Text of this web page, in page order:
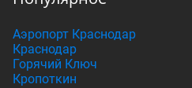
Аэропорт Краснодар
Краснодар
Горячий Ключ
Кропоткин